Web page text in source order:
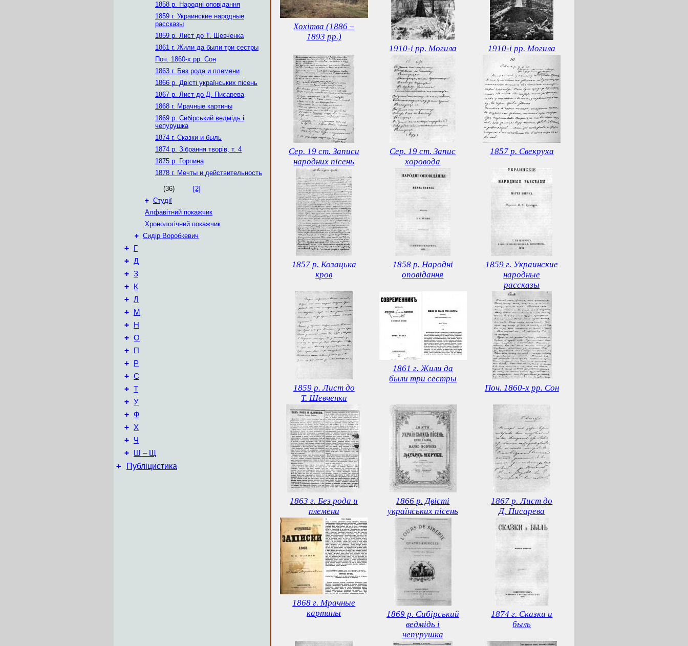
1858 р. Народні оповідання
1859 г. Украинские народные
рассказы
1859 р. Лист до Т. Шевченка
1861 г. Жили да были три сестры
Поч. 1860-х рр. Сон
1863 г. Без рода и племени
1866 р. Двісті українських пісень
1867 р. Лист до Д. Писарева
1868 г. Мрачные картины
1869 р. Сибірський ведмідь і
чепурушка
1874 г. Сказки и быль
1874 р. Зібрання творів, т. 4
1875 р. Горпина
1878 г. Мечты и действительность
(36)
[2]
+ Студії
Алфавітний покажчик
Хронологічний покажчик
+ Сидір Воробкевич
+ Г
+ Д
+ З
+ К
+ Л
+ М
+ Н
+ О
+ П
+ Р
+ С
+ Т
+ У
+ Ф
+ Х
+ Ч
+ Ш – Щ
+ Публіцистика
Хохітва (1886 –
1893 рр.)
1910-і рр. Могила
1910-і рр. Могила
Сер. 19 ст. Записи
народних пісень
Сер. 19 ст. Запис
хоровода
1857 р. Свекруха
1857 р. Козацька
кров
1858 р. Народні
оповідання
1859 г. Украинские
народные
рассказы
1859 р. Лист до
Т. Шевченка
1861 г. Жили да
были три сестры
Поч. 1860-х рр. Сон
1863 г. Без рода и
племени
1866 р. Двісті
українських пісень
1867 р. Лист до
Д. Писарева
1868 г. Мрачные
картины
1869 р. Сибірський
ведмідь і
чепурушка
1874 г. Сказки и
быль